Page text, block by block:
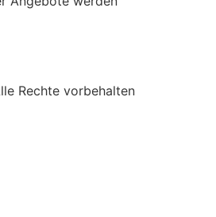
Rechte vorbehalten